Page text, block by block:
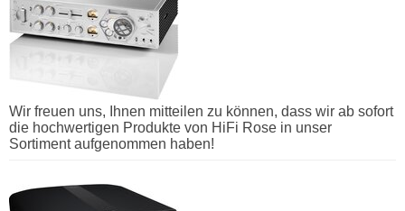
Wir freuen uns, Ihnen mitteilen zu können, dass wir ab sofort
die hochwertigen Produkte von HiFi Rose in unser
Sortiment aufgenommen haben!